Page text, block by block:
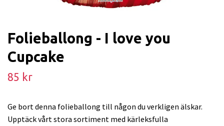
Folieballong - I love you
Cupcake
85 kr
Ge bort denna folieballong till någon du verkligen älskar.
Upptäck vårt stora sortiment med kärleksfulla